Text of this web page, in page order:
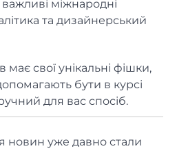
міжнародні
та дизайнерський
має свої унікальні фішки,
бути в курсі
для вас спосіб.
новин уже давно стали